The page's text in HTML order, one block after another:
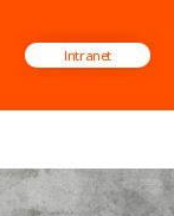
Intranet